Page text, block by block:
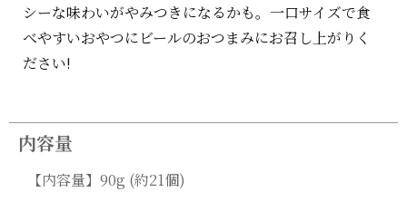
シーな味わいがやみつきになるかも。一口サイズで食
べやすいおやつにビールのおつまみにお召し上がりく
ださい!
内容量
【内容量】90g (約21個)